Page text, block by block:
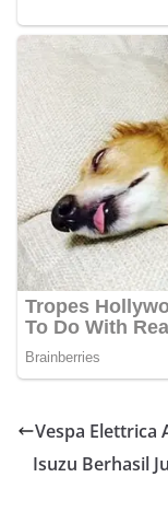
Vespa Elettrica
Isuzu Berhasil